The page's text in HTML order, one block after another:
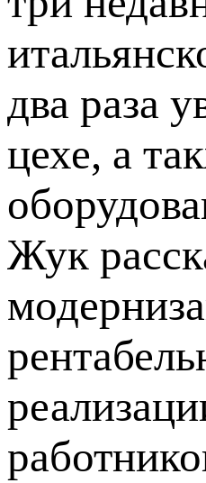
два раза
цехе, а
Жук